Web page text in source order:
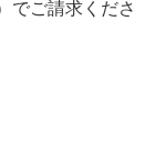
でご請求くださ